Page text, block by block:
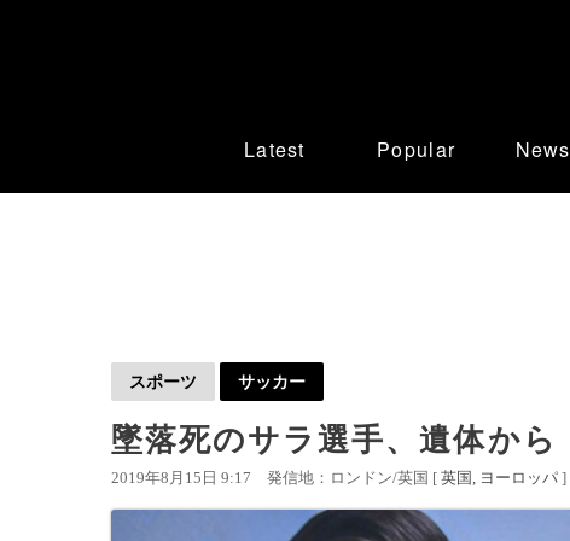
Latest Popular News
スポーツ サッカー
墜落死のサラ選手、遺体から
2019年8月15日 9:17 発信地：ロンドン/英国 [ 英国 ヨーロッパ ]